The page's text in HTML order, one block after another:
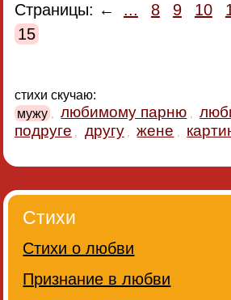
Страницы: ← ... 8 9 10
15
стихи скучаю:
мужу , любимому парню ,
подруге , другу , жене ,
Стихи
Стихи о любви
Признание в любви